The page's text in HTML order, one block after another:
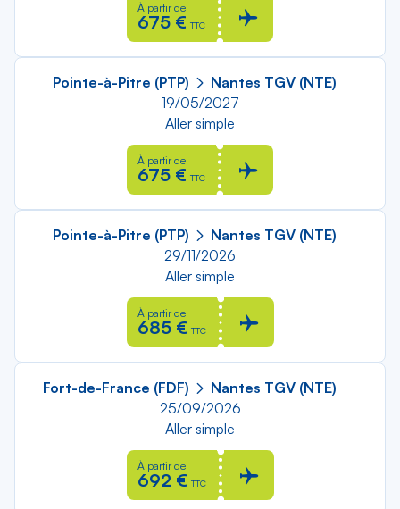
À partir de
675 € TTC
Pointe-à-Pitre (PTP)
Nantes TGV (NTE)
19/05/2027
Aller simple
À partir de
675 € TTC
Pointe-à-Pitre (PTP)
Nantes TGV (NTE)
29/11/2026
Aller simple
À partir de
685 € TTC
Fort-de-France (FDF)
Nantes TGV (NTE)
25/09/2026
Aller simple
À partir de
692 € TTC